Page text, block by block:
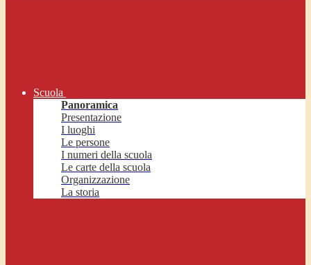
Scuola
Panoramica
Presentazione
I luoghi
Le persone
I numeri della scuola
Le carte della scuola
Organizzazione
La storia